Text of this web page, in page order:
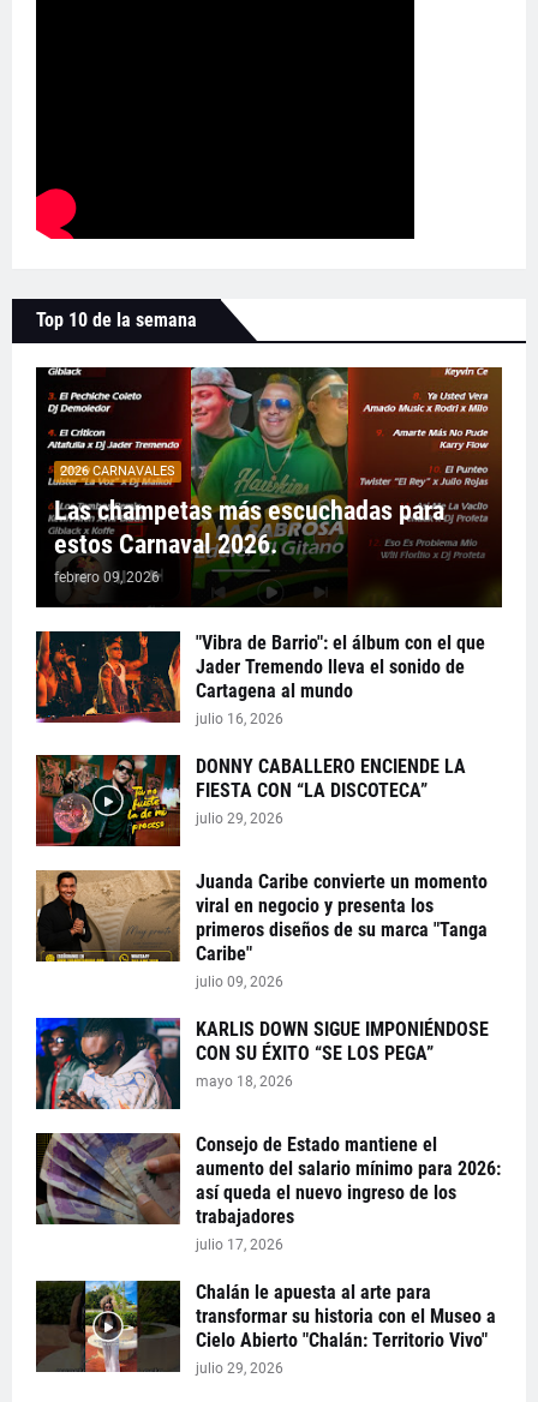
Top 10 de la semana
2026 CARNAVALES
Las champetas más escuchadas para
estos Carnaval 2026.
febrero 09, 2026
"Vibra de Barrio": el álbum con el que
Jader Tremendo lleva el sonido de
Cartagena al mundo
julio 16, 2026
DONNY CABALLERO ENCIENDE LA
FIESTA CON “LA DISCOTECA”
julio 29, 2026
Juanda Caribe convierte un momento
viral en negocio y presenta los
primeros diseños de su marca "Tanga
Caribe"
julio 09, 2026
KARLIS DOWN SIGUE IMPONIÉNDOSE
CON SU ÉXITO “SE LOS PEGA”
mayo 18, 2026
Consejo de Estado mantiene el
aumento del salario mínimo para 2026:
así queda el nuevo ingreso de los
trabajadores
julio 17, 2026
Chalán le apuesta al arte para
transformar su historia con el Museo a
Cielo Abierto "Chalán: Territorio Vivo"
julio 29, 2026